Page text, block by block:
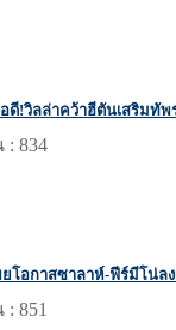
ดี!วิลล่าคว้าฮีตันเสริมทัพ
: 834
ยโอกาสซาลาห์-ฟีร์มีโน่ล
: 851